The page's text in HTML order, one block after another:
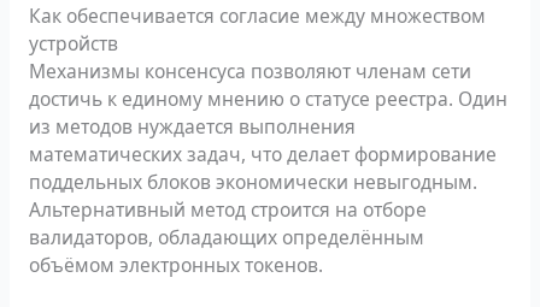
Как обеспечивается согласие между множеством
устройств
Механизмы консенсуса позволяют членам сети
достичь к единому мнению о статусе реестра. Один
из методов нуждается выполнения
математических задач, что делает формирование
поддельных блоков экономически невыгодным.
Альтернативный метод строится на отборе
валидаторов, обладающих определённым
объёмом электронных токенов.